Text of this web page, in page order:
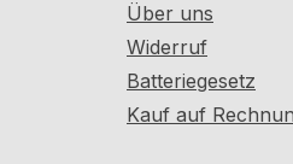
Über uns
Widerruf
Batteriegesetz
Kauf auf